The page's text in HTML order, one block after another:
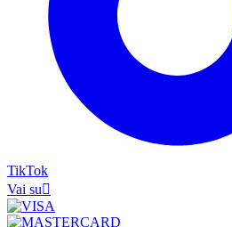
TikTok
Vai su